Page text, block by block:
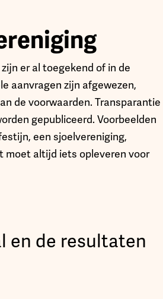
er al toegekend of in de
aanvragen zijn afgewezen,
de voorwaarden. Transparantie
gepubliceerd. Voorbeelden
een sjoelvereniging,
moet altijd iets opleveren voor
en de resultaten